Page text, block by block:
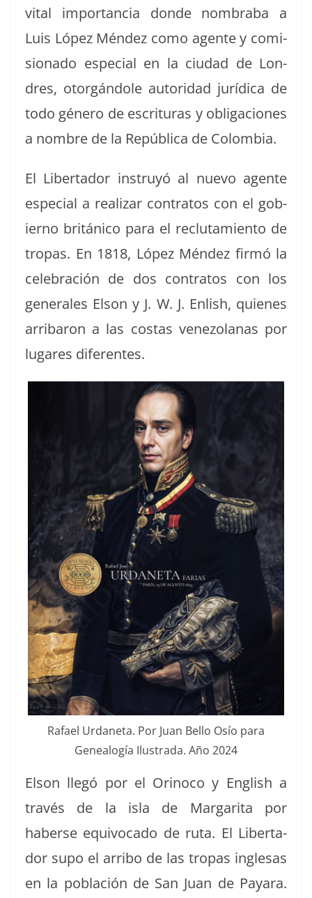
vital impor­tan­cia donde nom­bra­ba a
Luis López Mén­dez como agente y comi­
sion­a­do espe­cial en la ciu­dad de Lon­
dres, otorgán­dole autori­dad jurídi­ca de
todo género de escrit­uras y obliga­ciones
a nom­bre de la Repúbli­ca de Colombia.
El Lib­er­ta­dor instruyó al nue­vo agente
espe­cial a realizar con­tratos con el gob­
ier­no británi­co para el reclu­tamien­to de
tropas. En 1818, López Mén­dez fir­mó la
cel­e­bración de dos con­tratos con los
gen­erales Elson y J. W. J. Enlish, quienes
arrib­aron a las costas vene­zolanas por
lugares diferentes.
Rafael Urdane­ta. Por Juan Bel­lo Osío para
Genealogía Ilustra­da. Año 2024
Elson llegó por el Orinoco y Eng­lish a
través de la isla de Mar­gari­ta por
haberse equiv­o­ca­do de ruta. El Lib­er­ta­
dor supo el arri­bo de las tropas ingle­sas
en la población de San Juan de Payara.